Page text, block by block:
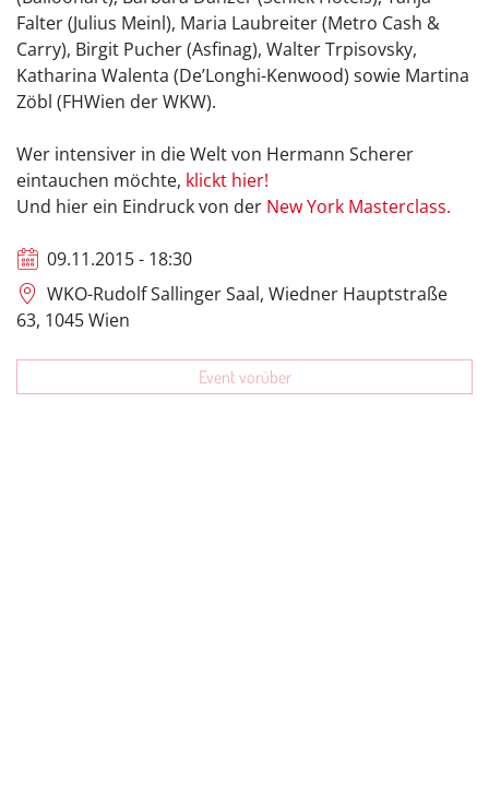
Falter (Julius Meinl), Maria Laubreiter (Metro Cash &
Carry), Birgit Pucher (Asfinag), Walter Trpisovsky,
Katharina Walenta (De’Longhi-Kenwood) sowie Martina
Zöbl (FHWien der WKW).
Wer intensiver in die Welt von Hermann Scherer
eintauchen möchte, klickt hier!
Und hier ein Eindruck von der New York Masterclass.
09.11.2015 - 18:30
WKO-Rudolf Sallinger Saal, Wiedner Hauptstraße
63, 1045 Wien
Event vorüber